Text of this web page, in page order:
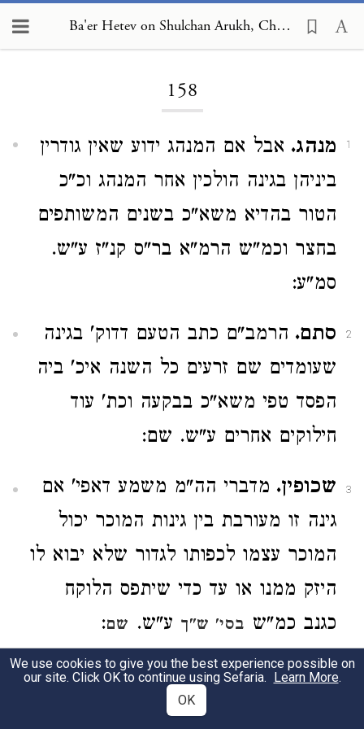
Ba'er Hetev on Shulchan Arukh, Choshen Mishpat 158
158
1 מנהג. אבל אם המנהג ידוע שאין גודרין
ביניהן בגינה הולכין אחר המנהג וכ"כ
הטור בהדיא משא"כ בשנים המשותפים
בחצר וכמ"ש הרמ"א בר"ס קנ"ז ע"ש.
סמ"ע:
2 סתם. הרמב"ם כתב הטעם דדוק' בגינה
שעומדים שם זרעים כל השנה איכ' ביה
הפסד טפי משא"כ בבקעה וכת' עוד
חילוקים אחרים ע"ש. שם:
3 שכופין. מדברי הה"מ משמע דאפי' אם
גינה זו מעורבת בין גינות המוכר יכול
המוכר עצמו לכפותו לגדור שלא יבוא לו
היזק ממנו או עד כדי שיתפס הלוקח
כגנב כמ"ש בסי' ש"ך ע"ש. שם:
שניהם. (ז"ל הב"ח ומיהו ודאי לא דמי היכא
דלא עשה שום א' מהם חזית להיכא דעשו
We use cookies to give you the best experience possible on
our site. Click OK to continue using Sefaria. Learn More.
OK